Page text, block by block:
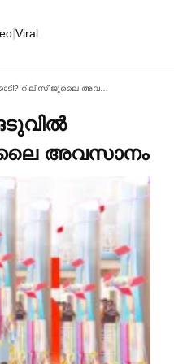
Viral
അവസാനം